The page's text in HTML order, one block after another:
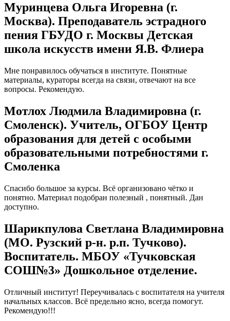
Муринцева Ольга Игоревна (г.
Москва). Преподаватель эстрадного
пения ГБУДО г. Москвы Детская
школа искусств имени Я.В. Флиера
Мне понравилось обучаться в институте. Понятные
материалы, кураторы всегда на связи, отвечают на все
вопросы. Рекомендую.
Мотлох Людмила Владимировна (г.
Смоленск). Учитель, ОГБОУ Центр
образования для детей с особыми
образовательными потребностями г.
Смоленка
Спасибо большое за курсы. Всё организовано чётко и
понятно. Материал подобран полезный , понятный. Дан
доступно.
Шарикпулова Светлана Владимировна
(МО. Рузский р-н. р.п. Тучково).
Воспитатель. МБОУ «Тучковская
СОШ№3» Дошкольное отделение.
Отличный институт! Переучивалась с воспитателя на учителя
начальных классов. Всё предельно ясно, всегда помогут.
Рекомендую!!!